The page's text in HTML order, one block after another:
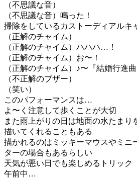
（不思議な音）
（不思議な音）鳴った！
掃除をしているカストーディアル
（正解のチャイム）
（正解のチャイム）ハハハ…！
（正解のチャイム）お〜！
（正解のチャイム）♪〜『結婚行進曲
（不正解のブザー）
（笑い）
このパフォーマンスは…
よ〜く注意して歩くことが大切
また雨上がりの日は地面の水たまり
描いてくれることもある
描かれるのはミッキーマウスやミニ
ターの場合もあるらしい
天気が悪い日でも楽しめるトリック
午前中…